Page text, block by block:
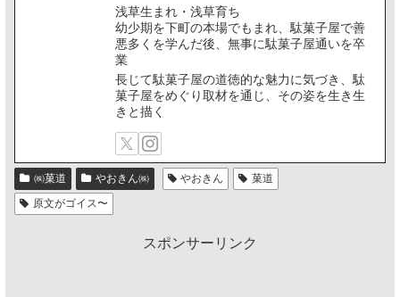
浅草生まれ・浅草育ち
幼少期を下町の本場でもまれ、駄菓子屋で善
悪多くを学んだ後、無事に駄菓子屋通いを卒
業
長じて駄菓子屋の道徳的な魅力に気づき、駄
菓子屋をめぐり取材を通じ、その姿を生き生
きと描く
㈱菓道 やおきん㈱ やおきん
菓道
原文がゴイス〜
スポンサーリンク